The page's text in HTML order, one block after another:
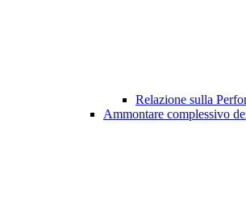
Relazione sulla
Ammontare complessivo